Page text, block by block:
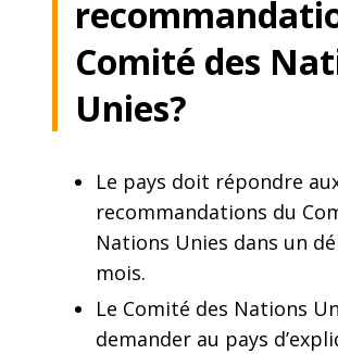
Comité des
Unies?
Le pays doit répondre
recommandations du
Nations Unies dans un
mois.
Le Comité des Nations
demander au pays